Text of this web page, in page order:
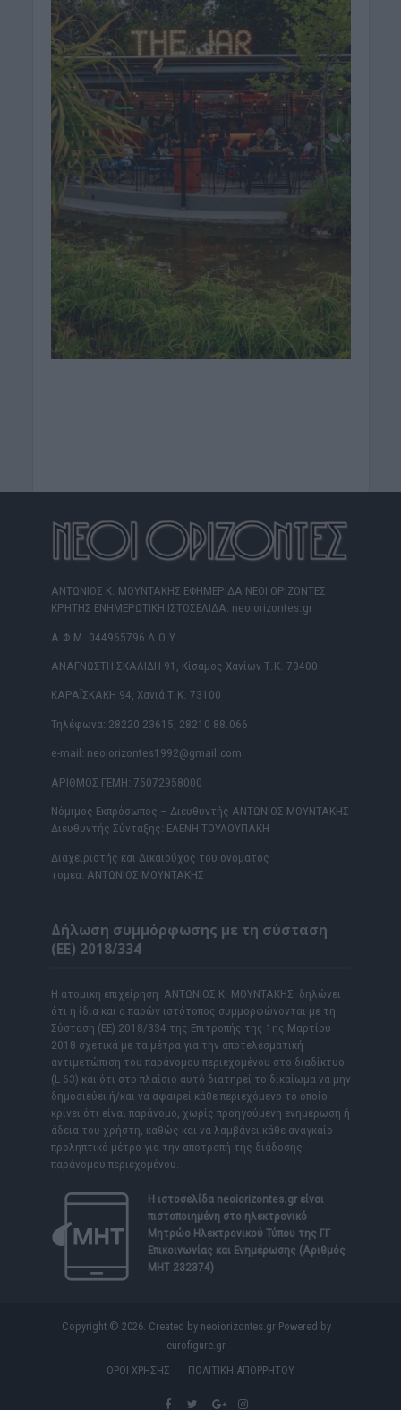
ΑΝΤΩΝΙΟΣ Κ. ΜΟΥΝΤΑΚΗΣ ΕΦΗΜΕΡΙΔΑ ΝΕΟΙ ΟΡΙΖΟΝΤΕΣ
ΚΡΗΤΗΣ ΕΝΗΜΕΡΩΤΙΚΗ ΙΣΤΟΣΕΛΙΔΑ: neoiorizontes.gr
Α.Φ.Μ. 044965796 Δ.Ο.Υ.
ΑΝΑΓΝΩΣΤΗ ΣΚΑΛΙΔΗ 91, Κίσαμος Χανίων Τ.Κ. 73400
ΚΑΡΑΪΣΚΑΚΗ 94, Χανιά Τ.Κ. 73100
Τηλέφωνα: 28220 23615, 28210 88.066
e-mail: neoiorizontes1992@gmail.com
ΑΡΙΘΜΟΣ ΓΕΜΗ: 75072958000
Νόμιμος Εκπρόσωπος – Διευθυντής ΑΝΤΩΝΙΟΣ ΜΟΥΝΤΑΚΗΣ
Διευθυντής Σύνταξης: ΕΛΕΝΗ ΤΟΥΛΟΥΠΑΚΗ
Διαχειριστής και Δικαιούχος του ονόματος
τομέα: ΑΝΤΩΝΙΟΣ ΜΟΥΝΤΑΚΗΣ
Δήλωση συμμόρφωσης με τη σύσταση
(ΕΕ) 2018/334
Η ατομική επιχείρηση ΑΝΤΩΝΙΟΣ Κ. ΜΟΥΝΤΑΚΗΣ δηλώνει
ότι η ίδια και ο παρών ιστότοπος συμμορφώνονται με τη
Σύσταση (ΕΕ) 2018/334 της Επιτροπής της 1ης Μαρτίου
2018 σχετικά με τα μέτρα για την αποτελεσματική
αντιμετώπιση του παράνομου περιεχομένου στο διαδίκτυο
(L 63) και ότι στο πλαίσιο αυτό διατηρεί το δικαίωμα να μην
δημοσιεύει ή/και να αφαιρεί κάθε περιεχόμενο το οποίο
κρίνει ότι είναι παράνομο, χωρίς προηγούμενη ενημέρωση ή
άδεια του χρήστη, καθώς και να λαμβάνει κάθε αναγκαίο
προληπτικό μέτρο για την αποτροπή της διάδοσης
παράνομου περιεχομένου.
Η ιστοσελίδα neoiorizontes.grείναι
πιστοποιημένη στο ηλεκτρονικό
Μητρώο Ηλεκτρονικού Τύπου της ΓΓ
Επικοινωνίας και Ενημέρωσης (Αριθμός
ΜΗΤ 232374)
Copyright © 2026. Created by neoiorizontes.gr Powered by
eurofigure.gr
ΟΡΟΙ ΧΡΗΣΗΣ
ΠΟΛΙΤΙΚΗ ΑΠΟΡΡΗΤΟΥ